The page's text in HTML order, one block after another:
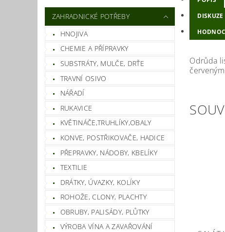
ZAHRADNICKÉ POTŘEBY
HNOJIVA
CHEMIE A PŘÍPRAVKY
SUBSTRÁTY, MULČE, DRŤE
TRAVNÍ OSIVO
NÁŘADÍ
RUKAVICE
KVĚTINÁČE,TRUHLÍKY,OBALY
KONVE, POSTŘIKOVAČE, HADICE
PŘEPRAVKY, NÁDOBY, KBELÍKY
TEXTILIE
DRÁTKY, ÚVAZKY, KOLÍKY
ROHOŽE, CLONY, PLACHTY
OBRUBY, PALISÁDY, PLŮTKY
VÝROBA VÍNA A ZAVAŘOVÁNÍ
DISKUZE
Odrůda